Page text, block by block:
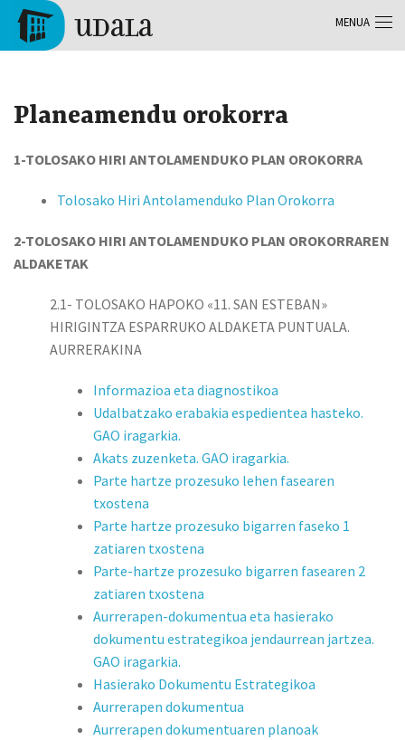
Skip to main content
Planeamendu orokorra
1-TOLOSAKO HIRI ANTOLAMENDUKO PLAN OROKORRA
Tolosako Hiri Antolamenduko Plan Orokorra
2-TOLOSAKO HIRI ANTOLAMENDUKO PLAN OROKORRAREN
ALDAKETAK
2.1- TOLOSAKO HAPOKO «11. SAN ESTEBAN»
HIRIGINTZA ESPARRUKO ALDAKETA PUNTUALA.
AURRERAKINA
Informazioa eta diagnostikoa
Udalbatzako erabakia espedientea hasteko.
GAO iragarkia.
Akats zuzenketa. GAO iragarkia.
Parte hartze prozesuko lehen fasearen
txostena
Parte hartze prozesuko bigarren faseko 1
zatiaren txostena
Parte-hartze prozesuko bigarren fasearen 2
zatiaren txostena
Aurrerapen-dokumentua eta hasierako
dokumentu estrategikoa jendaurrean jartzea.
GAO iragarkia.
Hasierako Dokumentu Estrategikoa
Aurrerapen dokumentua
Aurrerapen dokumentuaren planoak
MENUA